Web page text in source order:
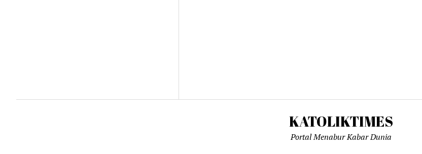
KATOLIKTIMES
Portal Menabur Kabar Dunia